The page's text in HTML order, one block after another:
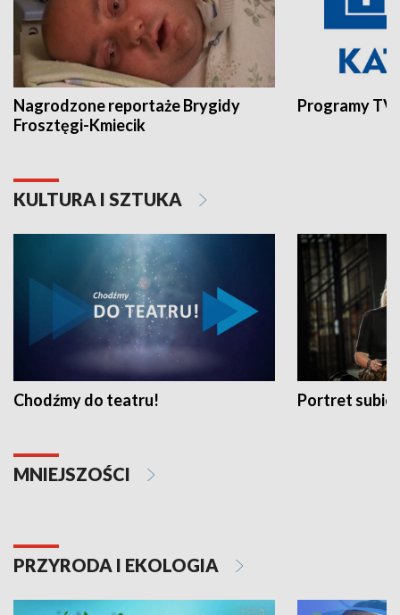
Nagrodzone reportaże Brygidy
Frosztęgi-Kmiecik
Programy
KULTURA I SZTUKA
Chodźmy do teatru! Portret
MNIEJSZOŚCI
PRZYRODA I EKOLOGIA